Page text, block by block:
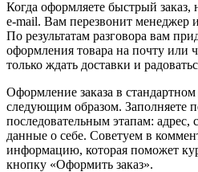
Когда оформляете быстрый
e-mail. Вам перезвонит менеджер
По результатам разговора вам
оформления товара на почту или
только ждать доставки и
Оформление заказа в
следующим образом. Заполняете
последовательным этапам: адрес,
данные о себе. Советуем в
информацию, которая поможет
кнопку «Оформить заказ».